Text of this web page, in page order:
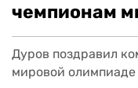
чемпионам
Дуров поздравил
мировой